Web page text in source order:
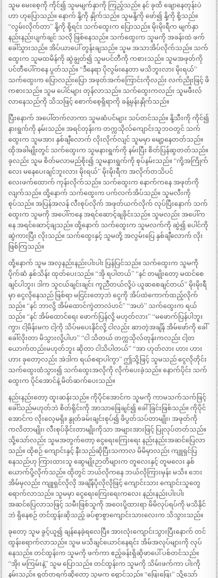
သူမ မေးစေ့ကို ကိုင်၍ သူမမျက်နှာကို ကြည့်သည်။ နင် ခုထိ ချောနေတုန်းပဲ
ဟာ ဟုပြောသည်။ နောက် နို့ကို နှိုက်သည်။ သူမနို့ကို ဖော်၍ နို့ကို စို့သည်။
“လွမ်းလိုက်တာ” နို့ကို စို့ရင်း သက်ထွေးက ပြောသည်။ မိုးမိုးရီက မျက်နှာ
နည်းနည်းပျက်ချင် သလို ဖြစ်နေသည်။ သက်ထွေးက သူမကို အခန်းထဲ ဖက်
ခေါ်သွားသည်။ အိပ်ယာပေါ် တွန်းချသည်။ သူမ အသာအိပ်လိုက်သည်။ သက်
ထွေးက သူမထမိန်ကို ဆွဲချွတ်၍ သူမပင်တီကို ကစားသည်။ သူမအဖုတ်ကို
ပင်တီပေါ်ကနေ ပွတ်သည်။ “ဒီနေရာ ပိုလွမ်းနေတာ မသိဘူးလား မိုးရယ်”
သက်ထွေးက ပြောလည်းပြော အဖုတ်အက်ကြောင်းကိုလည်း လက်ညိုးဖြင့် ဖိ
ကစားသည်။ သူမ ပေါင်များ တုန်လာသည်။ သက်ထွေးကလည်း သူမဖီးလ်
လာနေသည်ကို သိသဖြင့် စောက်စေ့ရှိရာကို ခန့်မှန်းနှိုက်သည်။
ပြီးနောက် အပေါ်တက်လာကာ သူမဆံပင်များ သပ်တင်သည်။ နို့သီးကို ကိုင်၍
နားရွက်ကို နမ်းသည်။ အရင်တုန်းက တက္ကသိုလ်ကျောင်းသူဘဝတွင် သက်
ထွေးက သူမအား နှစ်ချီလောက် လိုးလိုက်လျင် သူမမှာ မျော့နေတတ်သည်။
ထိုအခါမျိုးတွင် သက်ထွေးက သူမနားရွက်ကို နမ်းပြီး စိတ်ပြန်ဆွတတ်သည်။
ခုလည်း သူမ စိတ်မလာမည်စိုး၍ သူမနားရွက်ကို စုပ်နမ်းသည်။ “ကို့အကြိုက်
လေး မနေပေးချင်ဘူးလား မိုးရယ်” မိုးမိုးရီက အလိုက်တသိပင်
လေးဖက်ထောက် ကုန်းလိုက်သည်။ သက်ထွေးက နောက်ကနေ အဖုတ်ကို
လျက်သည်။ ထို့နောက် သက်ထွေးက ပက်လက်အိပ်သည်။ သူမလီးကို
စုပ်သည်။ အပြန်အလန် လီးစုပ်လိုက် အဖုတ်ယက်လိုက် လုပ်ပြီးနောက် သက်
ထွေးက သူမကို အပေါ်ကနေ အရင်ဆောင့်ချခိုင်းသည်။ သူမလည်း အပေါ်က
နေ အရင်ဆောင့်ချသည်။ ထို့နောက် သက်ထွေးက သူမလက်ကို ဆွဲ၍ ပေါင်ကို
ဆွဲကားပြီး လိုးသည်။ သက်ထွေးနှင့် သူမတို့ အလွမ်းပြေ နှစ်ချီလောက် လိုး
ဖြစ်ကြသည်။
ထို့နောက် သူမ အလှနည်းနည်းပါးပါး ပြန်ပြင်သည်။ သက်ထွေးက သူမကို
ပိုက်ဆံ နှစ်သိန်း ထုတ်ပေးသည်။ “အို ရပါတယ်” “နင် တမျိုးတော့ မထင်စေ
ချင်ပါဘူး၊ ဒါက သူငယ်ချင်းချင်း ကူညီတယ်လို့ပဲ ယူဆစေချင်တယ်” မိုးမိုးရီ
မှာ ငွေလိုနေသည် ဖြစ်ရာ မငြင်းတော့ဘဲ ငွေကို အိပ်ထဲကောက်ထည့်လိုက်
သည်။ “နင် ဘာလို့ အိမ်ထောင်ကွဲတာလဲဟင်” “အဟဲ” သက်ထွေးက ရယ်
သည်။ “နင် အိမ်ထောင်ရေး ဖောက်ပြန်လို့ မဟုတ်လား” “မဖောက်ပြန်ပါဘူး
ကွာ၊ ငါ့မိန်းမက ငါ့ကို သိပ်မပေးနိုင်လို့ ငါလည်း ဆာတဲ့အချိန် အိမ်ဖော်ကို ခေါ်
ခေါ်လိုးတာ မိသွားလို့ပါဟ” “ငါ သိတယ် တက္ကသိုလ်တုန်းကလည်း ငါ့တ
ယောက်တည်းမဟုတ်ဘူး ဆိုတာ ငါသိပါတယ်” “အာ ဟုတ်လား ဟား ဟား
ဟား ခုတော့လည်း အဲဒါက ရယ်စရာပါကွာ” ဤသို့ဖြင့် သူမသည် ငွေလိုတိုင်း
သက်ထွေးထံသွား၍ သက်ထွေးအလိုကို လိုက်ပေးခဲ့သည်။ နောက်ပိုင်း သက်
ထွေးက ပိုင်အောင်နဲ့ မိတ်ဆက်ပေးသည်။
နည်းနည်းတော့ ထူးဆန်းသည်။ ကိုပိုင်အောင်က သူမကို ကာမသက်သက်ဖြင့်
ခေါ်သည်မဟုတ်ဘဲ စိတ်ရိုင်းကို အာသာဖြေချင်၍ ခေါ်ခြင်းဖြစ်သည်။ ကိုပိုင်
အောင်က လိုးလေ့မရှိ။ နွုတ်ခမ်းချင်းစုပ်၍ ဖိပွတ်သပ်တာမျိုး၊ အဖုတ်ကို
ကလိတာမျိုး၊ လီးစုပ်ခိုင်းတာမျိုးကိုသာ အများအားဖြင့် ပြုလုပ်တတ်သည်။
သို့သော်လည်း သူမအတွက်တော့ ငွေရေးကြေးရေး နည်းနည်းအဆင်ပြေလာ
သည်။ ထိုစဉ် ကျောင်းနှင့် နီးသည်ဆိုပြီးသကာလ မိမိမှာလည်း ကျူရှင်ပြ
နေသည်ဟု ကြားထားသူ ဆွေမျိုးဉာတိများက တူလေးနှင့် တူမလေး နှစ်
ယောက်ပို့လိုက်သည်။ ထိုတွင် ဘယ်လိုကနေ ဘယ်လိုကြားမှန်း မသိ။ ဘေး
အိမ်မှလည်း ကျူရှင်လိုလို အချိန်ပိုလိုလိုဖြင့် ကျောင်းသား ကျောင်းသူတွေ
ရောက်လာသည်။ သူမမှာ ငွေရေးကြေးရေးကလေး နည်းနည်းပါးပါး
အဆင်ပြေလာသဖြင့် သမီးဖြစ်သူကို အဝေးပို့ထားရာ မိမိလုပ်ရပ်ကို မသိနိုင်
ဘဲ ရှိနေစဉ် တင်ထွန်းဆိုသည့် ခပ်စွာစွာကျောင်းသားလေးက သိသွားသည်။
ခုတော့ သူမ ခွင့်ယူ၍ ချန်နေခဲ့ရလေပြီ။ အားလုံးကျောင်းသွားပြီးနောက် တင်
ထွန်းရောက်လာသည်။ သူမ မသိချင်ယောင်နေရင်း အိမ်အလုပ်များကို လုပ်
နေသည်။ တင်ထွန်းက သူမကို ဖက်ကာ ဧည့်ခန်းရှိဆိုဖာပေါ် ပစ်တင်သည်။
“အိုး မကြမ်းနဲ့” သူမ ပြောသည်။ တင်ထွန်းက သူမကို သိမ်းဖက်ကာ ပါးကို
နမ်းသည်။ ရုတ်တရက်ဆိုတော့ သူမက ရှောင်သည်။ “ဖြေးဖြေး” သို့သော်